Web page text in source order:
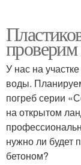
У нас на
воды.
погреб серии
на открытом
нужно ли будет
бетоном?